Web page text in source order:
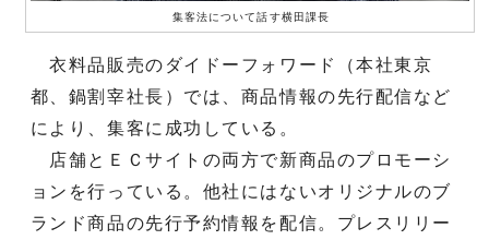
集客法について話す横田課長
衣料品販売のダイドーフォワード（本社東京
都、鍋割宰社長）では、商品情報の先行配信など
により、集客に成功している。
店舗とＥＣサイトの両方で新商品のプロモーシ
ョンを行っている。他社にはないオリジナルのブ
ランド商品の先行予約情報を配信。プレスリリー